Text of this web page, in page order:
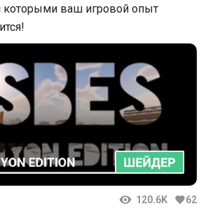
которыми ваш игровой опыт
120.6K 62